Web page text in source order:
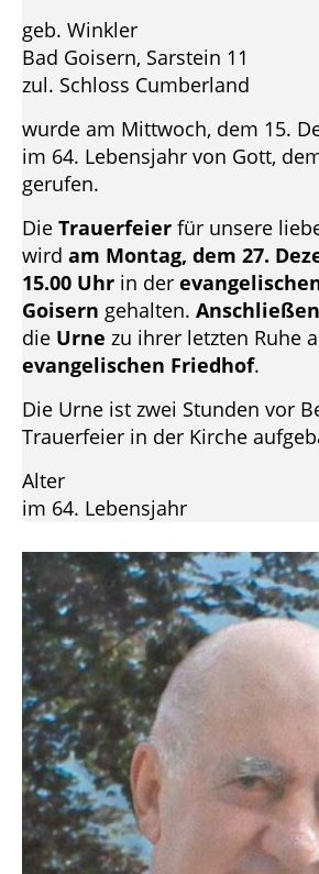
geb. Winkler
Bad Goisern, Sarstein 11
zul. Schloss Cumberland
wurde am Mittwoch, dem 15.
im 64. Lebensjahr von Gott,
gerufen.
Die Trauerfeier für unsere
wird am Montag, dem 27.
15.00 Uhr in der
Goisern gehalten.
die Urne zu ihrer letzten Ruhe a
evangelischen Friedhof.
Die Urne ist zwei Stunden vor
Trauerfeier in der Kirche
Alter
im 64. Lebensjahr